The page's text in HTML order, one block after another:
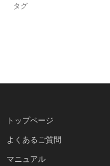
タグ
トップページ
よくあるご質問
マニュアル